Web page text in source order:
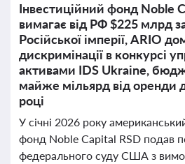
Інвестиційний фонд Noble
вимагає від РФ $225 млрд
Російської імперії, ARIO
дискримінації в конкурсі
активами IDS Ukraine,
майже мільярд від оренди
році
У січні 2026 року
фонд Noble Capital RSD подав
федерального суду США з